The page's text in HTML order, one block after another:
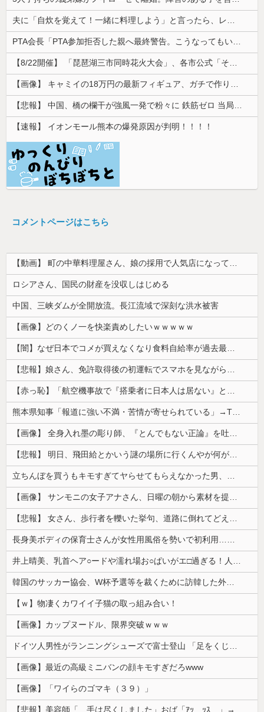
【速報】 イオンモール熊本の爆発原因が判明！！！！
コメントページはこちら
【動画】 町の中華料理屋さん、娘の採用で人気店になってしまう
ロシアさん、国民の財産を没収しはじめる
中国、三峡ダムが全開放流。長江流域で深刻な洪水被害
【画像】どのくノ一を快楽責めしたいｗｗｗｗｗ
【闇】なぜ日本でコメが買えなくなり食料自給率が過去最低に並んだのか？
【悲報】娘さん、免許取得後の初運転でスマホを見ながら運転してしまう😱🦁 教習所で何を習ったんだwww🤣🦁
【赤っ恥】「航空機事故で『搭乗者に日本人は居ない』という発表は嫌い。人間として同じ価値だと思う」→ツッコミ殺到も「自分が気に入らないと思った」と...
熊本県知事「報道に強い不満・苦情が寄せられている」→TBSの報道特集がまさにそれな件
【画像】 全身入れ墨の彫り師、『とんでもない正論』を吐いて30万再生されてしまうｗｗｗｗｗｗｗ
【悲報】 明日、飛田給とかいう謎の場所に行くんやが何があるんや????・・・・・・・・・
立ちんぼを買うもキモすぎてヤらせてもらえなかった男、代わりの足コキでまさかの大量身寸米青ｗｗｗ
【画像】 サンモニの女子アナさん、日曜の朝から素材を提供してしまう
【悲報】 女さん、歩行者を轢いた挙句、道路に倒れてどえらいことになってしまうw w w w w w w
長身美ボディの保育士さんが女性用風俗を勢いで初利用…子供に絶対見せられないメスの顔でイキまくり。
井上晴美、乳首ヘア○ードや濡れ場お○ぱいがエ□過ぎる！人生最後のラスト写真集、最高！！
韓国のサッカー協会、W杯予選等を裁くために訪韓した外国人審判を「性接待」していた……大して強くもないチームが潤沢な予算を持ってりゃそうなるわな
【ｗ】物凄くカワイイ子猫の取っ組み合い！
【画像】カップヌードル、限界突破ｗｗｗ
ドイツ人男性がランニングシューズで富士登山 「足をくじいて動けない」
【画像】最近の高級ミニバンの顔キモすぎだろwww
【画像】「ワイらのゴマキ（３９）」
【悲報】美容師「…手は尽くしました」おば「ｱｯ…ｯｽ…」→